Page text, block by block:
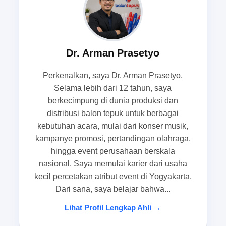
seragam dalam jumlah besar. Ketika ribuan
tangan bergerak bersama pada momen tertentu,
visual yang tercipta menjadi lebih hidup dan
memberi dorongan emosional yang kuat. Karena
tangeranguntuk memastikan acara mereka
memiliki dukungan penonton yang selaras
dengan identitas acara. Dalam konteks ini,
balontepuk.net kerap dipandang sebagai solusi
yang relevan untuk kebutuhan atribut yang
konsisten, praktis, dan siap mendukung atmosfer
acara dari awal hingga momen interaksi
penonton mencapai puncaknya.
Peran atribut penonton konser dalam
Dr. Arman Prasetyo
Perkenalkan, saya Dr. Arman Prasetyo.
Selama lebih dari 12 tahun, saya
berkecimpung di dunia produksi dan
distribusi balon tepuk untuk berbagai
kebutuhan acara, mulai dari konser musik,
kampanye promosi, pertandingan olahraga,
hingga event perusahaan berskala
nasional. Saya memulai karier dari usaha
kecil percetakan atribut event di Yogyakarta.
Dari sana, saya belajar bahwa...
Lihat Profil Lengkap Ahli →